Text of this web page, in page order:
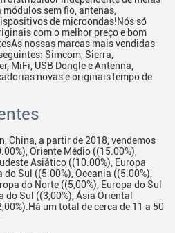
sem fio, antenas,
de microondas!Nós só
com o melhor preço e bom
nossas marcas mais vendidas
Simcom, Sierra,
MiFi, USB Dongle e Antenna,
novas e originaisTempo de
China, a partir de 2018, vendemos
Oriente Médio ((15.00%),
Asiático ((10.00%), Europa
Sul ((5.00%), Oceania ((5.00%),
do Norte ((5,00%), Europa do Sul
do Sul ((3,00%), Ásia Oriental
um total de cerca de 11 a 50